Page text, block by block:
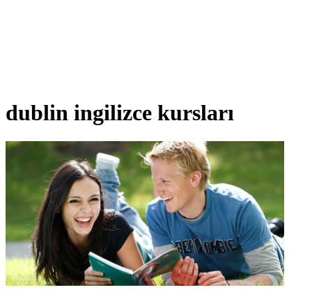
dublin ingilizce kursları